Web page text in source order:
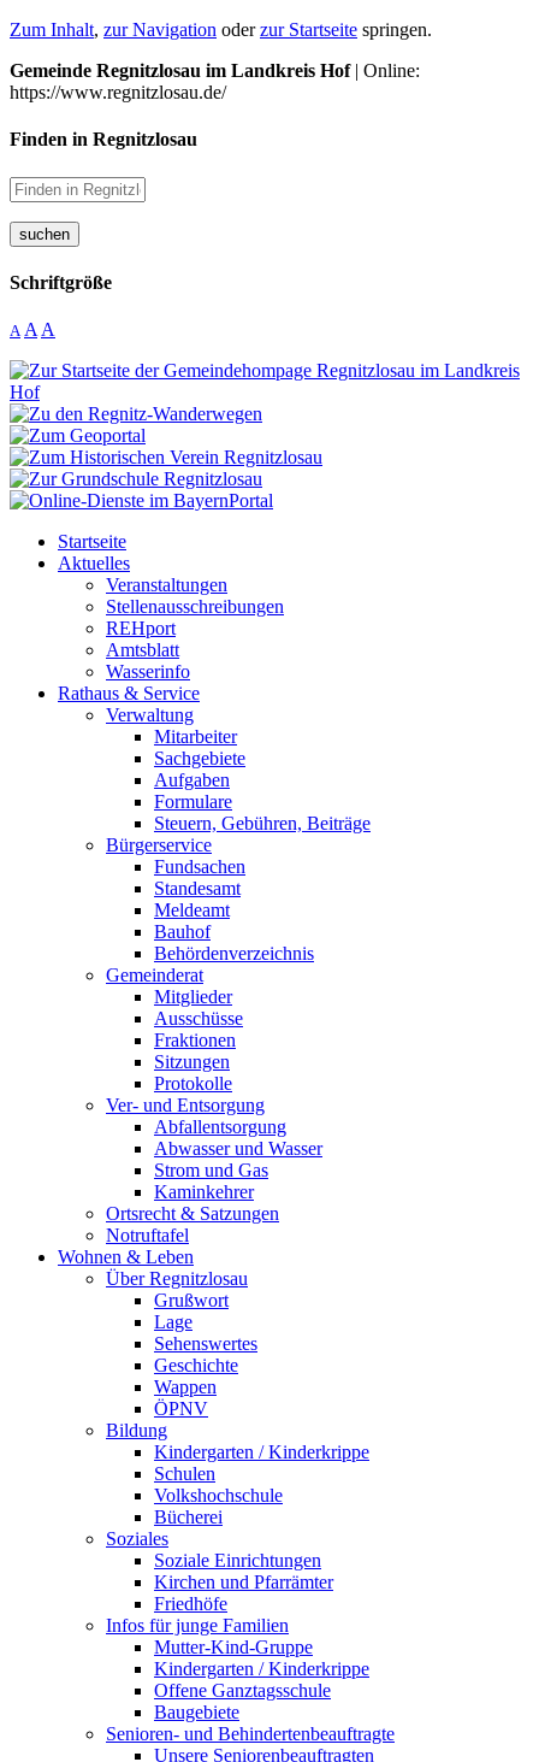
Zum Inhalt, zur Navigation oderzur Startseite springen.
Gemeinde Regnitzlosau im Landkreis Hof| Online:
https://www.regnitzlosau.de/
Finden in Regnitzlosau
suchen
Schriftgröße
A A A
Startseite
Aktuelles
Veranstaltungen
Stellenausschreibungen
REHport
Amtsblatt
Wasserinfo
Rathaus & Service
Verwaltung
Mitarbeiter
Sachgebiete
Aufgaben
Formulare
Steuern, Gebühren, Beiträge
Bürgerservice
Fundsachen
Standesamt
Meldeamt
Bauhof
Behördenverzeichnis
Gemeinderat
Mitglieder
Ausschüsse
Fraktionen
Sitzungen
Protokolle
Ver- und Entsorgung
Abfallentsorgung
Abwasser und Wasser
Strom und Gas
Kaminkehrer
Ortsrecht & Satzungen
Notruftafel
Wohnen & Leben
Über Regnitzlosau
Grußwort
Lage
Sehenswertes
Geschichte
Wappen
ÖPNV
Bildung
Kindergarten / Kinderkrippe
Schulen
Volkshochschule
Bücherei
Soziales
Soziale Einrichtungen
Kirchen und Pfarrämter
Friedhöfe
Infos für junge Familien
Mutter-Kind-Gruppe
Kindergarten / Kinderkrippe
Offene Ganztagsschule
Baugebiete
Senioren- und Behindertenbeauftragte
Unsere Seniorenbeauftragten